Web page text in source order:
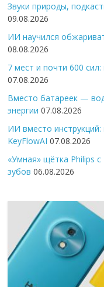
Звуки природы,
09.08.2026
ИИ научился
08.08.2026
7 мест и почти 600
07.08.2026
Вместо батареек —
энергии 07.08.2026
ИИ вместо инструкций:
KeyFlowAI 07.08.2026
«Умная» щётка Philips
зубов 06.08.2026